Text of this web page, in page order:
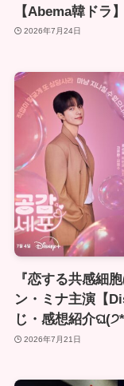
【Abema韓ドラ
2026年7月24日
『恋する共感細
ン・ミナ主演【
じ・感想紹介
2026年7月21日